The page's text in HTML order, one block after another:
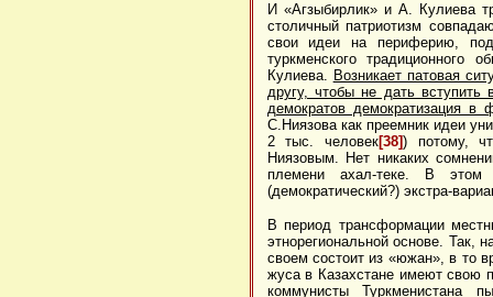
И «Агзыбирлик» и А. Кулиева
столичный патриотизм
свои идеи на периферию,
туркменского традиционного
Кулиева. Возникает патовая
другу, чтобы не дать
демократов демократизация в
С.Ниязова как преемник идеи
2 тыс. человек[38]) потому,
Ниязовым. Нет никаких
племени ахал-теке. В этом
(демократический?) экстра-
В период трансформации
этнорегиональной основе. Так,
своем состоит из «южан», в то
жуса в Казахстане имеют свою
коммунисты Туркменистана